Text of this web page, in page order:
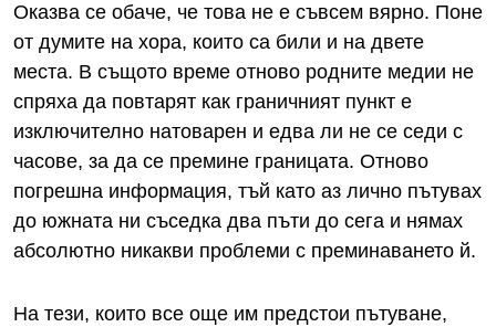
Оказва се обаче, че това не е съвсем вярно. Поне
от думите на хора, които са били и на двете
места. В същото време отново родните медии не
спряха да повтарят как граничният пункт е
изключително натоварен и едва ли не се седи с
часове, за да се премине границата. Отново
погрешна информация, тъй като аз лично пътувах
до южната ни съседка два пъти до сега и нямах
абсолютно никакви проблеми с преминаването й.
На тези, които все още им предстои пътуване,